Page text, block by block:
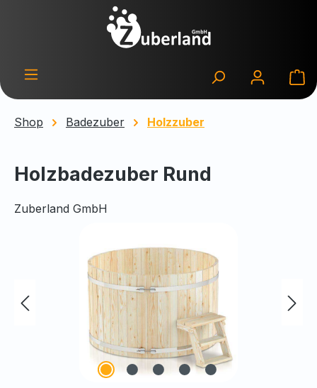
Zum Hauptinhalt springen
Shop Badezuber Holzzuber
Holzbadezuber Rund
Zuberland GmbH